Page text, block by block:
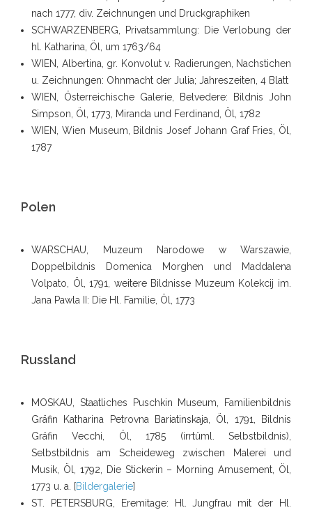
nach 1777, div. Zeichnungen und Druckgraphiken
SCHWARZENBERG, Privatsammlung: Die Verlobung der
hl. Katharina, Öl, um 1763/64
WIEN, Albertina, gr. Konvolut v. Radierungen, Nachstichen
u. Zeichnungen: Ohnmacht der Julia; Jahreszeiten, 4 Blatt
WIEN, Österreichische Galerie, Belvedere: Bildnis John
Simpson, Öl, 1773, Miranda und Ferdinand, Öl, 1782
WIEN, Wien Museum, Bildnis Josef Johann Graf Fries, Öl,
1787
Polen
WARSCHAU , Muzeum Narodowe w Warszawie,
Doppelbildnis Domenica Morghen und Maddalena
Volpato, Öl, 1791, weitere Bildnisse Muzeum Kolekcij im.
Jana Pawla II: Die Hl. Familie, Öl, 1773
Russland
MOSKAU, Staatliches Puschkin Museum, Familienbildnis
Gräfin Katharina Petrovna Bariatinskaja, Öl, 1791, Bildnis
Gräfin Vecchi, Öl, 1785 (irrtüml. Selbstbildnis),
Selbstbildnis am Scheideweg zwischen Malerei und
Musik, Öl, 1792, Die Stickerin – Morning Amusement, Öl,
1773 u. a. [Bildergalerie]
ST. PETERSBURG, Eremitage: Hl. Jungfrau mit der Hl.